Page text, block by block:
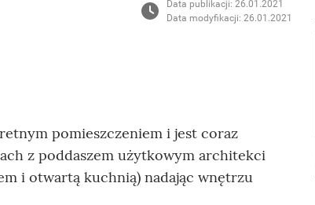
Data publikacji: 26.01.2021
Data modyfikacji: 26.01.2021
pomieszczeniem i jest coraz
z poddaszem użytkowym architekci
i otwartą kuchnią) nadając wnętrzu